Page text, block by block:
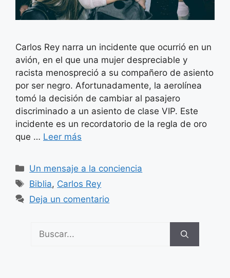
Carlos Rey narra un incidente que ocurrió en un
avión, en el que una mujer despreciable y
racista menospreció a su compañero de asiento
por ser negro. Afortunadamente, la aerolínea
tomó la decisión de cambiar al pasajero
discriminado a un asiento de clase VIP. Este
incidente es un recordatorio de la regla de oro
que … Leer más
Categorías
Un mensaje a la conciencia
Etiquetas
Biblia, Carlos Rey
Deja un comentario
Buscar: